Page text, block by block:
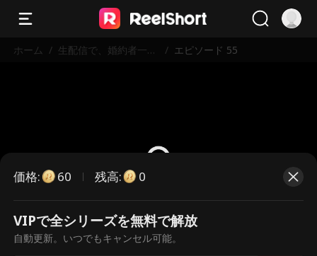
ホーム / 生配信で、婚約者一家
/ エピソード 55
こちらは有料のエピソードです。視
聴いただくには解放が必要です。
価格: 60 残高: 0
VIPで全シリーズを無料で解放
自動更新。いつでもキャンセル可能。